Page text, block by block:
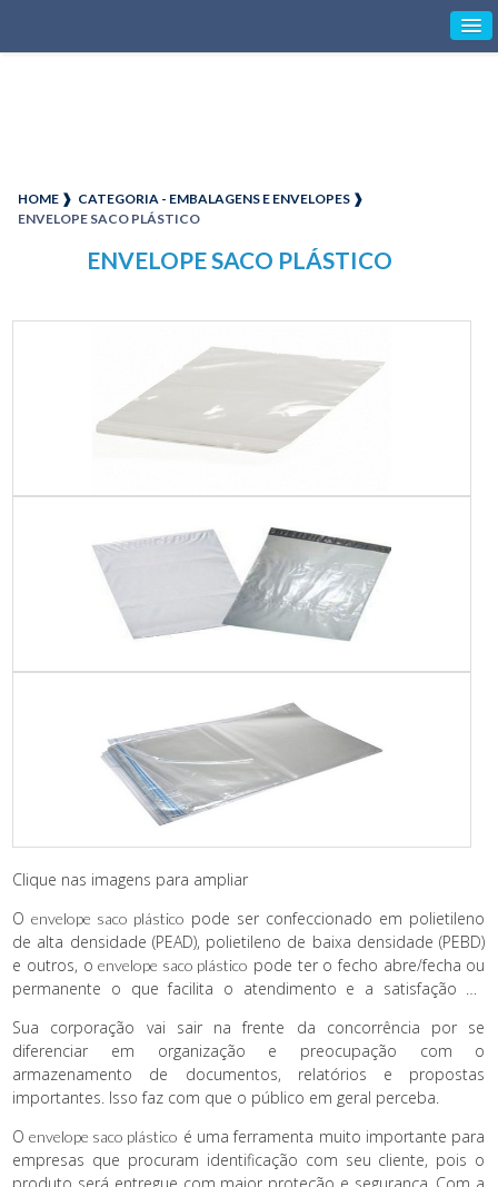
HOME ❱ CATEGORIA - EMBALAGENS E ENVELOPES ❱
ENVELOPE SACO PLÁSTICO
ENVELOPE SACO PLÁSTICO
Clique nas imagens para ampliar
Oenvelope saco plástico pode ser confeccionado em polietileno
de alta densidade (PEAD), polietileno de baixa densidade (PEBD)
e outros, oenvelope saco plástico pode ter o fecho abre/fecha ou
permanente o que facilita o atendimento e a satisfação de
saco plástico tem a opção de ser liso ou impresso.
Sua corporação vai sair na frente da concorrência por se
diferenciar em organização e preocupação com o
armazenamento de documentos, relatórios e propostas
importantes. Isso faz com que o público em geral perceba.
Oenvelope saco plástico é uma ferramenta muito importante para
empresas que procuram identificação com seu cliente, pois o